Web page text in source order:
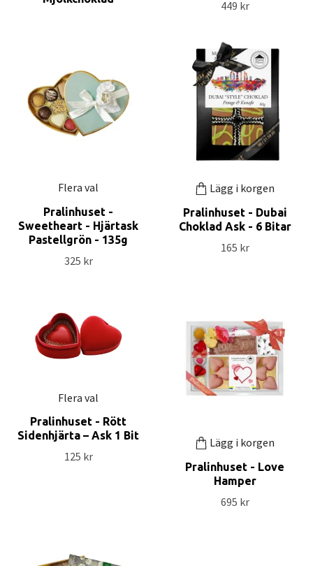
449 kr
Flera val
Pralinhuset -
Sweetheart - Hjärtask
Pastellgrön - 135g
325 kr
Lägg i korgen
Pralinhuset - Dubai
Choklad Ask - 6 Bitar
165 kr
Flera val
Pralinhuset - Rött
Sidenhjärta – Ask 1 Bit
125 kr
Lägg i korgen
Pralinhuset - Love
Hamper
695 kr